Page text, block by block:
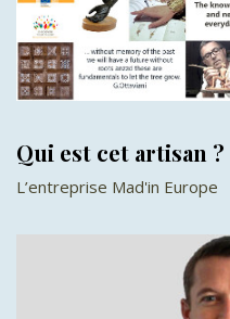
Qui est cet artisan ?
L’entreprise Mad'in Europe